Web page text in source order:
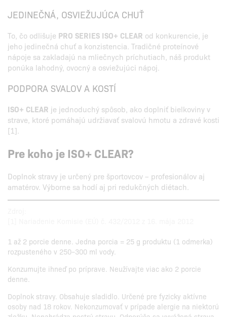
JEDINEČNÁ, OSVIEŽUJÚCA CHUŤ
To, čo odlišuje PRO SERIES ISO+ CLEAR od konkurencie, je
jeho jedinečná chuť a konzistencia. Tradičné proteínové
nápoje sa zakladajú na mliečnych príchutiach, náš produkt
ponúka lahodný, ovocný a osviežujúci nápoj.
PODPORA SVALOV A KOSTÍ
ISO+ CLEAR je jednoduchý spôsob, ako doplniť bielkoviny v
strave, ktoré pomáhajú udržiavať svalovú hmotu a zdravé kosti
[1].
Pre koho je ISO+ CLEAR?
Doplnok stravy je určený pre športovcov – profesionálov aj
amatérov. Výborne sa hodí aj pri redukčných diétach.
1 až 2 porcie denne. Jedna porcia = 25 g produktu (1 odmerka)
rozpusteného v 250–300 ml vody.
Konzumujte ihneď po príprave. Neužívajte viac ako 2 porcie
denne.
Doplnok stravy. Obsahuje sladidlo. Určené pre fyzicky aktívne
osoby nad 18 rokov. Nekonzumovať v prípade alergie na niektorú